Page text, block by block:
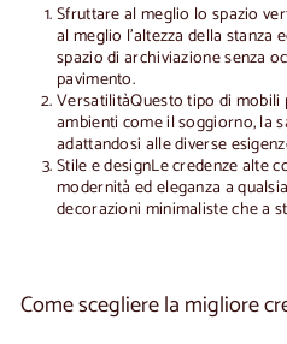
Sfruttare al meglio lo spazio
al meglio l'altezza della stanza
spazio di archiviazione senza
pavimento.
VersatilitàQuesto tipo di mobili
ambienti come il soggiorno, la
adattandosi alle diverse
Stile e designLe credenze alte
modernità ed eleganza a
decorazioni minimaliste che a
Come scegliere la migliore